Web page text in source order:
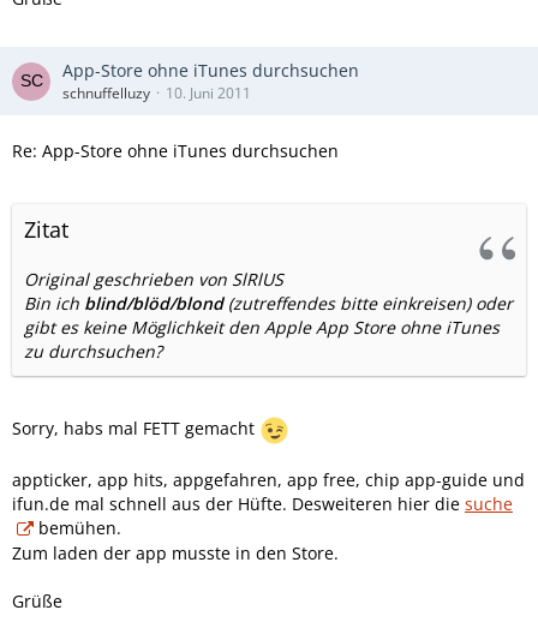
App-Store ohne iTunes durchsuchen
schnuffelluzy 10. Juni 2011
Re: App-Store ohne iTunes durchsuchen
Zitat
Original geschrieben von SlRlUS
Bin ich blind/blöd/blond(zutreffendes bitte einkreisen) oder
gibt es keine Möglichkeit den Apple App Store ohne iTunes
zu durchsuchen?
Sorry, habs mal FETT gemacht
appticker, app hits, appgefahren, app free, chip app-guide und
ifun.de mal schnell aus der Hüfte. Desweiteren hier die suche
bemühen.
Zum laden der app musste in den Store.
Grüße